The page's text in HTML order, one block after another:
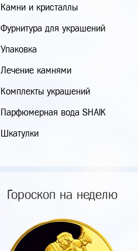
Камни и кристаллы
Фурнитура для украшений
Упаковка
Лечение камнями
Комплекты украшений
Парфюмерная вода SHAIK
Шкатулки
Гороскоп на неделю